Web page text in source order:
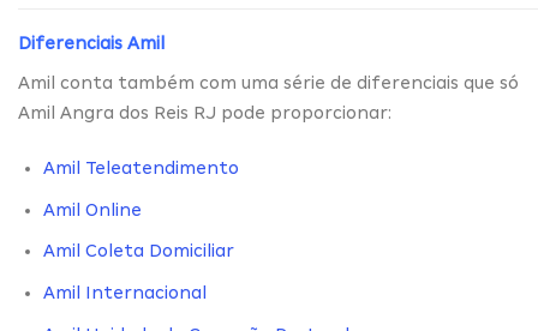
Diferenciais Amil
Amil conta também com uma série de diferenciais que só
Amil Angra dos Reis RJ pode proporcionar:
Amil Teleatendimento
Amil Online
Amil Coleta Domiciliar
Amil Internacional